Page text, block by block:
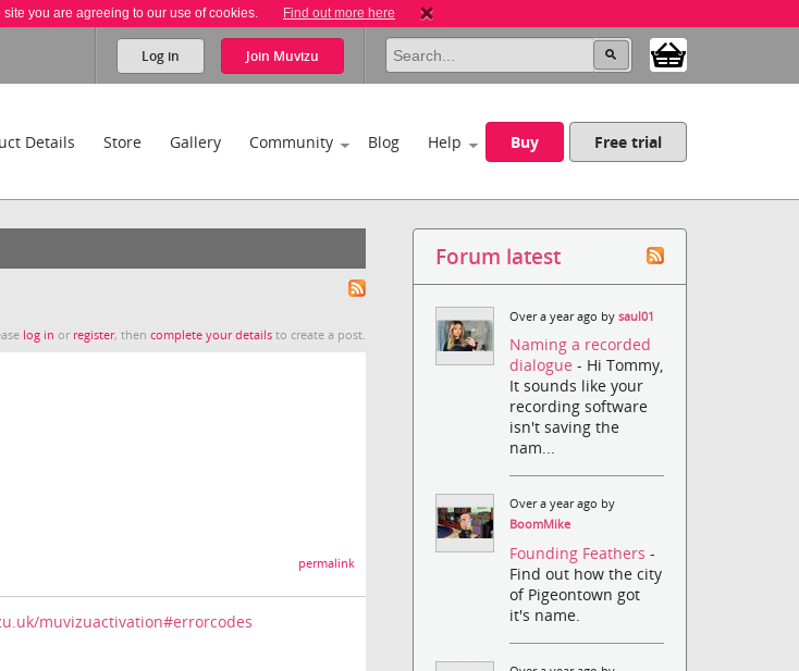
you are agreeing to our use of cookies. Find out more here
Log in Join Muvizu
Details Store Gallery Community Blog Help Buy Free trial
log in or register, thencomplete your details to create a post.
permalink
muvizuactivation#errorcodes
Forum latest
Over a year ago bysaul01
Naming a recorded
dialogue- Hi Tommy,
It sounds like your
recording software
isn't saving the
nam...
Over a year ago by
BoomMike
Founding Feathers-
Find out how the city
of Pigeontown got
it's name.